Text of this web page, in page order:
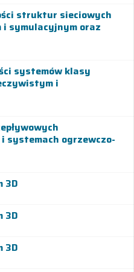
struktur sieciowych
symulacyjnym oraz
systemów klasy
i
systemach ogrzewczo-
3D
3D
3D